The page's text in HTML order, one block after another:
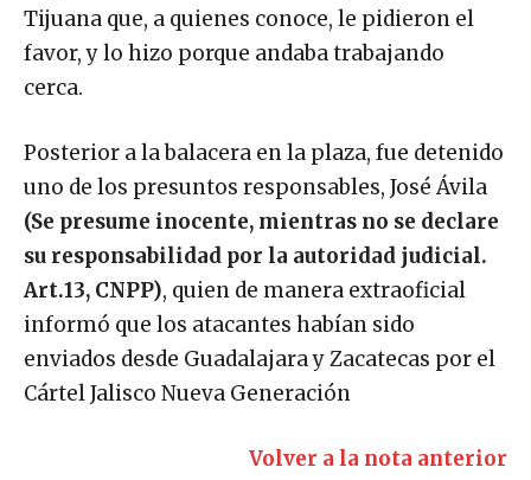
Tijuana que, a quienes conoce, le pidieron el
favor, y lo hizo porque andaba trabajando
cerca.
Posterior a la balacera en la plaza, fue detenido
uno de los presuntos responsables, José Ávila
(Se presume inocente, mientras no se declare
su responsabilidad por la autoridad judicial.
Art.13, CNPP), quien de manera extraoficial
informó que los atacantes habían sido
enviados desde Guadalajara y Zacatecas por el
Cártel Jalisco Nueva Generación
Volver a la nota anterior